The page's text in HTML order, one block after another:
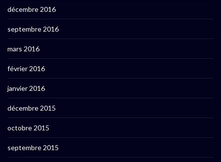
décembre 2016
septembre 2016
mars 2016
février 2016
janvier 2016
décembre 2015
octobre 2015
septembre 2015